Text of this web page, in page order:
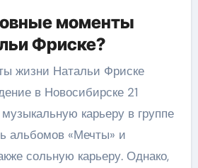
моменты
Фриске?
жизни Натальи Фриске
в Новосибирске 21
карьеру в группе
альбомов «Мечты» и
сольную карьеру. Однако,